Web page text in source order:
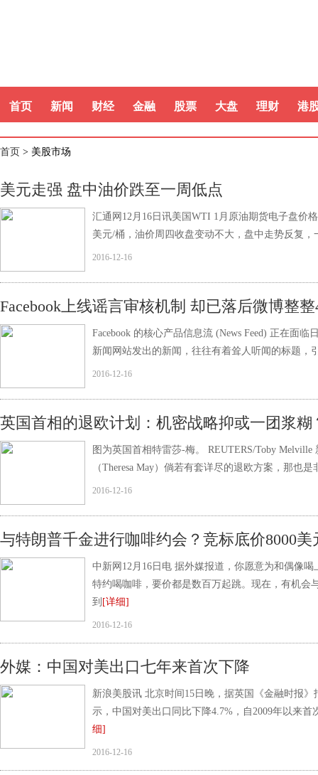
首页 新闻 财经 金融 股票 大盘 理财 港
首页 > 美股市场
美元走强 盘中油价跌至一周低点
汇通网12月16日讯美国WTI 1月原油期货电子盘价
美元/桶，油价周四收盘变动不大，盘中走势反复
2016-12-16
Facebook上线谣言审核机制 却已落后微博整
Facebook 的核心产品信息流 (News Feed) 正在面
新闻网站发出的新闻，往往有着耸人听闻的标题，
2016-12-16
英国首相的退欧计划：机密战略抑或一团浆糊
图为英国首相特雷莎-梅。 REUTERS/Toby
（Theresa May）倘若有套详尽的退欧方案，那也
2016-12-16
与特朗普千金进行咖啡约会？竞标底价8000美
中新网12月16日电 据外媒报道，你愿意为和偶像
特约喝咖啡，要价都是数百万起跳。现在，有机会
到 [详细]
2016-12-16
外媒：中国对美出口七年来首次下降
新浪美股讯 北京时间15日晚，据英国《金融时报
示，中国对美出口同比下降4.7%，自2009年以来
细]
2016-12-16